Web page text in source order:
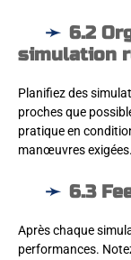
6.2
simulation
Planifiez des
proches que
pratique en
manœuvres exigées.
6.3
Après chaque
performances.